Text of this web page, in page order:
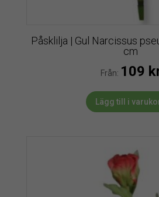
Påsklilja | Gul Narcissus
cm
Från: 109
Lägg till i